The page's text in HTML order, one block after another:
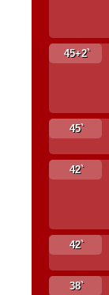
45+2`
45`
42`
42`
38`